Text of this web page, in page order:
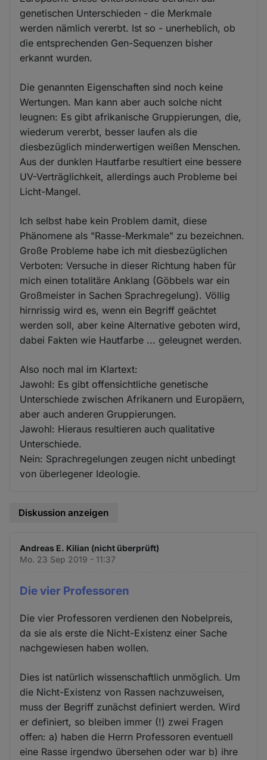
genetischen Unterschieden - die Merkmale
werden nämlich vererbt. Ist so - unerheblich, ob
die entsprechenden Gen-Sequenzen bisher
erkannt wurden.
Die genannten Eigenschaften sind noch keine
Wertungen. Man kann aber auch solche nicht
leugnen: Es gibt afrikanische Gruppierungen, die,
wiederum vererbt, besser laufen als die
diesbezüglich minderwertigen weißen Menschen.
Aus der dunklen Hautfarbe resultiert eine bessere
UV-Verträglichkeit, allerdings auch Probleme bei
Licht-Mangel.
Ich selbst habe kein Problem damit, diese
Phänomene als "Rasse-Merkmale" zu bezeichnen.
Große Probleme habe ich mit diesbezüglichen
Verboten: Versuche in dieser Richtung haben für
mich einen totalitäre Anklang (Göbbels war ein
Großmeister in Sachen Sprachregelung). Völlig
hirnrissig wird es, wenn ein Begriff geächtet
werden soll, aber keine Alternative geboten wird,
dabei Fakten wie Hautfarbe ... geleugnet werden.
Also noch mal im Klartext:
Jawohl: Es gibt offensichtliche genetische
Unterschiede zwischen Afrikanern und Europäern,
aber auch anderen Gruppierungen.
Jawohl: Hieraus resultieren auch qualitative
Unterschiede.
Nein: Sprachregelungen zeugen nicht unbedingt
von überlegener Ideologie.
Diskussion anzeigen
Andreas E. Kilian (nicht überprüft)
Mo. 23 Sep 2019 - 11:37
Die vier Professoren
Die vier Professoren verdienen den Nobelpreis,
da sie als erste die Nicht-Existenz einer Sache
nachgewiesen haben wollen.
Dies ist natürlich wissenschaftlich unmöglich. Um
die Nicht-Existenz von Rassen nachzuweisen,
muss der Begriff zunächst definiert werden. Wird
er definiert, so bleiben immer (!) zwei Fragen
offen: a) haben die Herrn Professoren eventuell
eine Rasse irgendwo übersehen oder war b) ihre